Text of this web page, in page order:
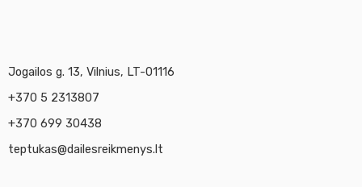
Jogailos g. 13, Vilnius, LT-01116
+370 5 2313807
+370 699 30438
teptukas@dailesreikmenys.lt